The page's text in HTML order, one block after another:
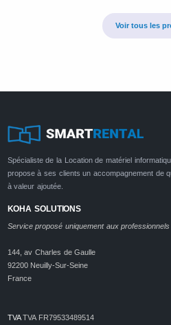
Voir tous les
Spécialiste de la Location de matériel
propose à ses clients un accompagnement de
à valeur ajoutée.
KOHA SOLUTIONS
Service proposé uniquement aux professionnels
144, av Charles de Gaulle
92200 Neuilly-Sur-Seine
France
TVATVA FR79533489514